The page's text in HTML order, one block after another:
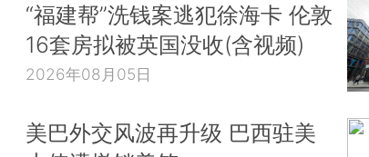
“福建帮”洗钱案逃犯徐海卡 伦敦
16套房拟被英国没收(含视频)
2026年08月05日
美巴外交风波再升级 巴西驻美